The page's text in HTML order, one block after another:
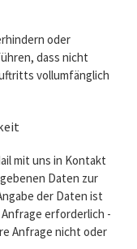
oder
dass nicht
vollumfänglich
mit uns in Kontakt
Daten zur
der Daten ist
erforderlich -
Anfrage nicht oder